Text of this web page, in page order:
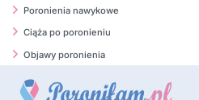
Poronienia nawykowe
Ciąża po poronieniu
Objawy poronienia